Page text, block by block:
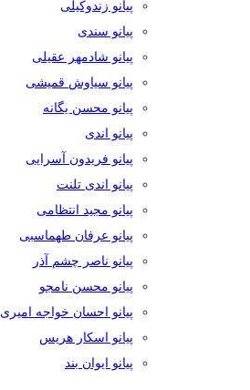
پیانو زندوکیلی
پیانو سندی
پیانو شادمهر عقیلی
پیانو سیاوش قمیشی
پیانو محسن یگانه
پیانو اندی
پیانو فریدون آسرایی
پیانو اندی تلنت
پیانو مجید انتظامی
پیانو عرفان طهماسبی
پیانو ناصر چشم آذر
پیانو محسن نامجو
پیانو احسان خواجه امیری
پیانو اسکار هریس
پیانو ایوان بند